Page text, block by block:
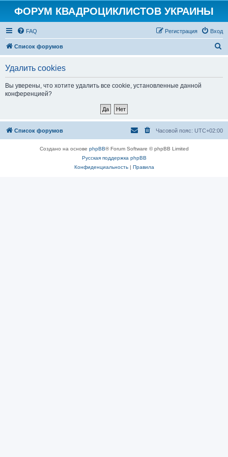
ФОРУМ КВАДРОЦИКЛИСТОВ УКРАИНЫ
FAQ Вход
Регистрация
Список форумов
Удалить cookies
Вы уверены, что хотите удалить все cookie, установленные данной
конференцией?
Список форумов Часовой пояс: UTC+02:00
Создано на основе phpBB® Forum Software © phpBB Limited
Русская поддержка phpBB
Конфиденциальность| Правила